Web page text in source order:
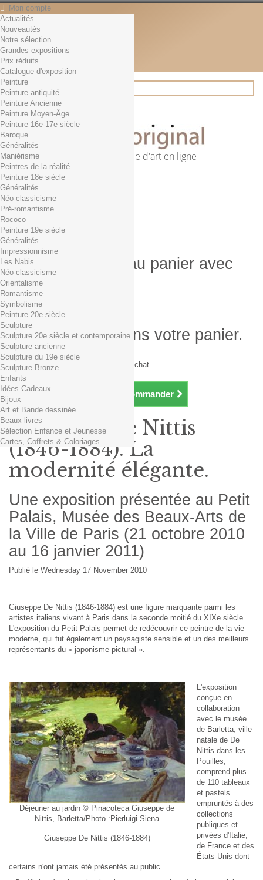
Mon compte
Contact
Français
English
Français
Actualités
Rechercher
Première librairie d'art en ligne
Panier (vide)
Aucun produit
0,01€ dès 29€ d'achat
0,00 € Total
Commander
Produit ajouté au panier avec
succès
Quantité
Total
Il y a 1 produit dans votre panier.
Total produits TTC
Frais de port TTC
0,01€ dès 29€ d'achat
Total TTC
Continuer mes achats Commander
Actualités
Nouveautés
Notre sélection
Grandes expositions
Prix réduits
Catalogue d'exposition
Peinture
Peinture antiquité
Peinture Ancienne
Peinture Moyen-Âge
Peinture 16e-17e siècle
Baroque
Généralités
Maniérisme
Peintres de la réalité
Peinture 18e siècle
Généralités
Néo-classicisme
Pré-romantisme
Rococo
Peinture 19e siècle
Généralités
Impressionnisme
Les Nabis
Néo-classicisme
Orientalisme
Romantisme
Symbolisme
Peinture 20e siècle
Sculpture
Sculpture 20e siècle et contemporaine
Sculpture ancienne
Sculpture du 19e siècle
Sculpture Bronze
Enfants
Idées Cadeaux
Bijoux
Art et Bande dessinée
Beaux livres
Sélection Enfance et Jeunesse
Cartes, Coffrets & Coloriages
Giuseppe De Nittis
(1846-1884). La
modernité élégante.
Une exposition présentée au Petit
Palais, Musée des Beaux-Arts de
la Ville de Paris (21 octobre 2010
au 16 janvier 2011)
Publié le Wednesday 17 November 2010
Giuseppe De Nittis (1846-1884) est une figure marquante parmi les
artistes italiens vivant à Paris dans la seconde moitié du XIXe siècle.
L'exposition du Petit Palais permet de redécouvrir ce peintre de la vie
moderne, qui fut également un paysagiste sensible et un des meilleurs
représentants du « japonisme pictural ».
Déjeuner au jardin © Pinacoteca Giuseppe de
Nittis, Barletta/Photo :Pierluigi Siena
Giuseppe De Nittis (1846-1884)
L'exposition
conçue en
collaboration
avec le musée
de Barletta, ville
natale de De
Nittis dans les
Pouilles,
comprend plus
de 110 tableaux
et pastels
empruntés à des
collections
publiques et
privées d'Italie,
de France et des
États-Unis dont
certains n'ont jamais été présentés au public.